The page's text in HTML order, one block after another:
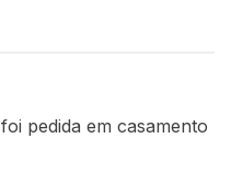
pedida em casamento